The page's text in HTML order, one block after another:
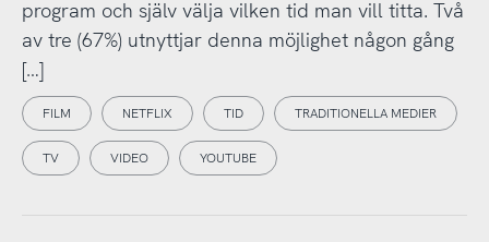
program och själv välja vilken tid man vill titta. Två
av tre (67%) utnyttjar denna möjlighet någon gång
[…]
FILM NETFLIX TID TRADITIONELLA MEDIER
TV VIDEO YOUTUBE